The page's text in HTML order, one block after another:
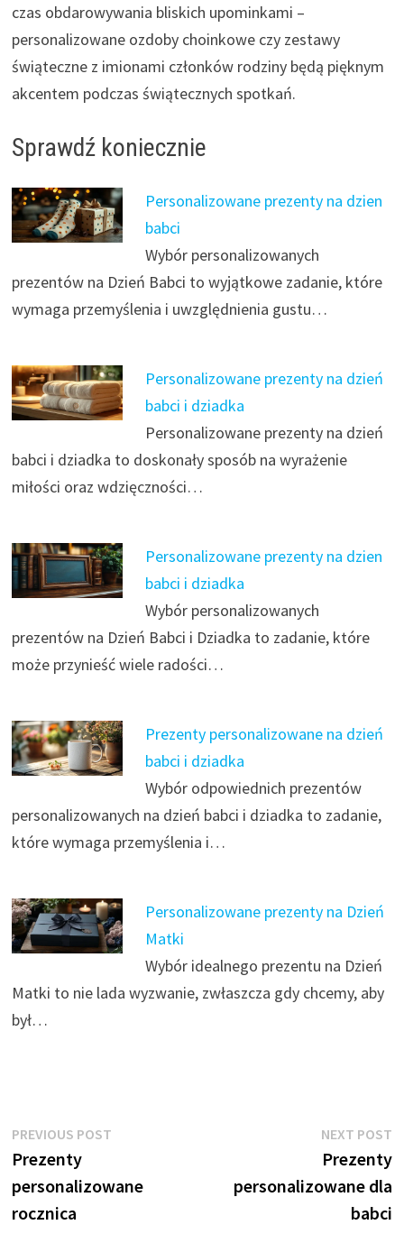
czas obdarowywania bliskich upominkami –
personalizowane ozdoby choinkowe czy zestawy
świąteczne z imionami członków rodziny będą pięknym
akcentem podczas świątecznych spotkań.
Sprawdź koniecznie
Personalizowane prezenty na dzien
babci
Wybór personalizowanych
prezentów na Dzień Babci to wyjątkowe zadanie, które
wymaga przemyślenia i uwzględnienia gustu…
Personalizowane prezenty na dzień
babci i dziadka
Personalizowane prezenty na dzień
babci i dziadka to doskonały sposób na wyrażenie
miłości oraz wdzięczności…
Personalizowane prezenty na dzien
babci i dziadka
Wybór personalizowanych
prezentów na Dzień Babci i Dziadka to zadanie, które
może przynieść wiele radości…
Prezenty personalizowane na dzień
babci i dziadka
Wybór odpowiednich prezentów
personalizowanych na dzień babci i dziadka to zadanie,
które wymaga przemyślenia i…
Personalizowane prezenty na Dzień
Matki
Wybór idealnego prezentu na Dzień
Matki to nie lada wyzwanie, zwłaszcza gdy chcemy, aby
był…
Nawigacja
wpisu
PREVIOUS POSTPrevious
Prezenty
personalizowane
rocznica
NEXT POST
Prezenty
personalizowane dla
babci